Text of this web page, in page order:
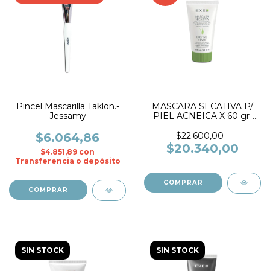
Pincel Mascarilla Taklon.-
Jessamy
$6.064,86
$4.851,89 con
Transferencia o depósito
MASCARA SECATIVA P/
PIEL ACNEICA X 60 gr-
$22.600,00
$20.340,00
SIN STOCK SIN STOCK